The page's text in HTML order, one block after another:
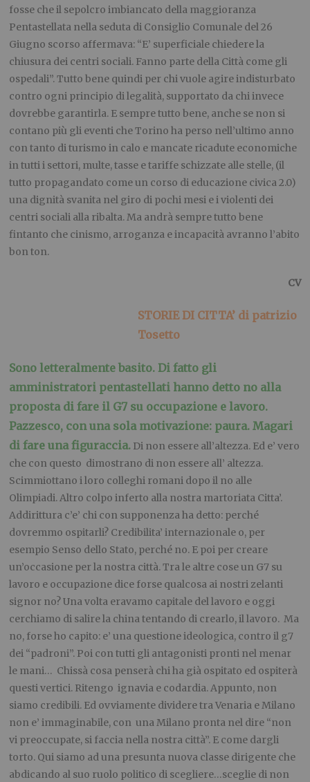
fosse che il sepolcro imbiancato della maggioranza
Pentastellata nella seduta di Consiglio Comunale del 26
Giugno scorso affermava: “E’ superficiale chiedere la
chiusura dei centri sociali. Fanno parte della Città come gli
ospedali”. Tutto bene quindi per chi vuole agire indisturbato
contro ogni principio di legalità, supportato da chi invece
dovrebbe garantirla. E sempre tutto bene, anche se non si
contano più gli eventi che Torino ha perso nell’ultimo anno
con tanto di turismo in calo e mancate ricadute economiche
in tutti i settori, multe, tasse e tariffe schizzate alle stelle, (il
tutto propagandato come un corso di educazione civica 2.0)
una dignità svanita nel giro di pochi mesi e i violenti dei
centri sociali alla ribalta. Ma andrà sempre tutto bene
fintanto che cinismo, arroganza e incapacità avranno l’abito
bon ton.
CV
STORIE DI CITTA’ di patrizio
Tosetto
Sono letteralmente basito. Di fatto gli
amministratori pentastellati hanno detto no alla
proposta di fare il G7 su occupazione e lavoro.
Pazzesco, con una sola motivazione: paura. Magari
di fare una figuraccia. Di non essere all’altezza. Ed e’ vero
che con questo dimostrano di non essere all’ altezza.
Scimmiottano i loro colleghi romani dopo il no alle
Olimpiadi. Altro colpo inferto alla nostra martoriata Citta’.
Addirittura c’e’ chi con supponenza ha detto: perché
dovremmo ospitarli? Credibilita’ internazionale o, per
esempio Senso dello Stato, perché no. E poi per creare
un’occasione per la nostra città. Tra le altre cose un G7 su
lavoro e occupazione dice forse qualcosa ai nostri zelanti
signor no? Una volta eravamo capitale del lavoro e oggi
cerchiamo di salire la china tentando di crearlo, il lavoro. Ma
no, forse ho capito: e’ una questione ideologica, contro il g7
dei “padroni”. Poi con tutti gli antagonisti pronti nel menar
le mani… Chissà cosa penserà chi ha già ospitato ed ospiterà
questi vertici. Ritengo ignavia e codardia. Appunto, non
siamo credibili. Ed ovviamente dividere tra Venaria e Milano
non e’ immaginabile, con una Milano pronta nel dire “non
vi preoccupate, si faccia nella nostra città”. E come dargli
torto. Qui siamo ad una presunta nuova classe dirigente che
abdicando al suo ruolo politico di scegliere…sceglie di non